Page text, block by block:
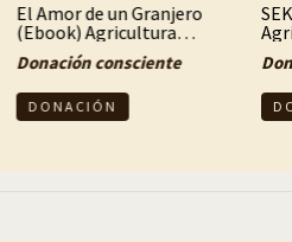
El Amor de un Granjero
(Ebook) Agricultura
biodinámica, vida rural
consciente y
compromiso con la
Tierra
Donación consciente